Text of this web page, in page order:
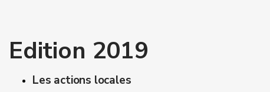
Edition 2019
Les actions locales